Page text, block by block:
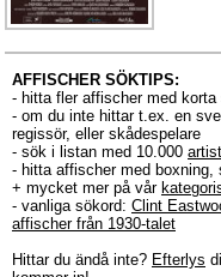
AFFISCHER SÖKTIPS:
- hitta fler affischer med
- om du inte hittar t.ex. en
regissör, eller skådespelare
- sök i listan med 10.000
- hitta affischer med boxning,
+ mycket mer på vår
- vanliga sökord: Clint
affischer från 1930-talet
Hittar du ändå inte? Efterlys